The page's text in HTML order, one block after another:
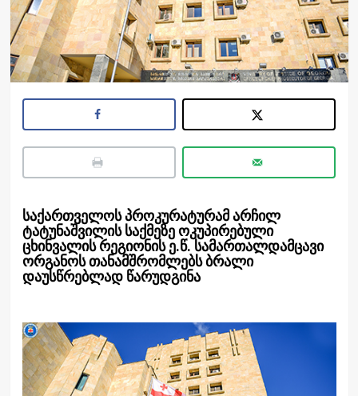
საქართველოს პროკურატურამ არჩილ
ტატუნაშვილის საქმეზე ოკუპირებული
ცხინვალის რეგიონის ე.წ. სამართალდამცავი
ორგანოს თანამშრომლებს ბრალი
დაუსწრებლად წარუდგინა